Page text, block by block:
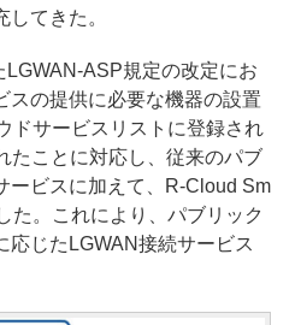
てきた。
ASP規定の改定にお
スの提供に必要な機器の設置
ドサービスリストに登録され
たことに対応し、従来のパブ
ービスに加えて、R-Cloud Sm
た。これにより、パブリック
応じたLGWAN接続サービス